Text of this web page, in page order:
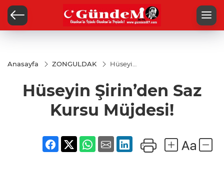
Anasayfa ZONGULDAK
Hüseyin
Kursu
Müjdesi!
Hüseyin Şirin’den Saz
Kursu Müjdesi!